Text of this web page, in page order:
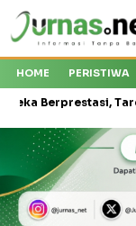
HOME PERISTIWA
Target